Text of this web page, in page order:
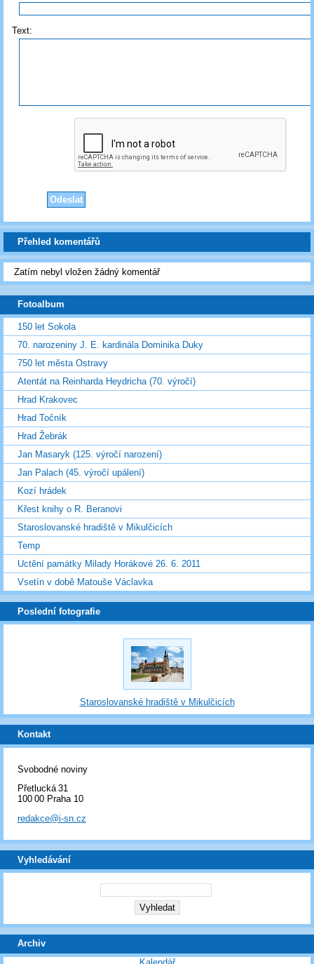
Text:
Přehled komentářů
Zatím nebyl vložen žádný komentář
Fotoalbum
150 let Sokola
70. narozeniny J. E. kardinála Dominika Duky
750 let města Ostravy
Atentát na Reinharda Heydricha (70. výročí)
Hrad Krakovec
Hrad Točník
Hrad Žebrák
Jan Masaryk (125. výročí narození)
Jan Palach (45. výročí upálení)
Kozí hrádek
Křest knihy o R. Beranovi
Staroslovanské hradiště v Mikulčicích
Temp
Uctění památky Milady Horákové 26. 6. 2011
Vsetín v době Matouše Václavka
Poslední fotografie
Staroslovanské hradiště v Mikulčicích
Kontakt
Svobodné noviny
Přetlucká 31
100 00 Praha 10
redakce@i-sn.cz
Vyhledávání
Archiv